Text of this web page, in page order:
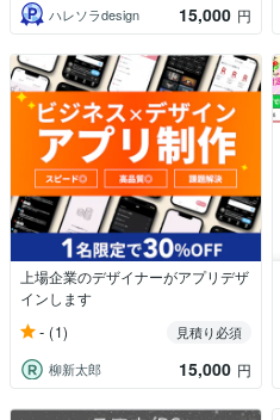
ハレソラdesign
15,000 円
上場企業のデザイナーがアプリデザ
インします
- (1)
見積り必須
柳新太郎
15,000 円